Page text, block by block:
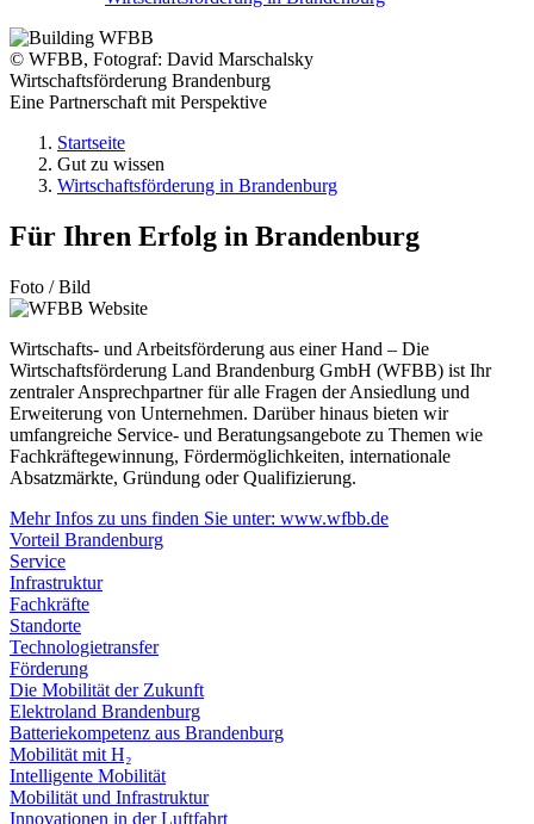
© WFBB, Fotograf: David Marschalsky
Wirtschaftsförderung Brandenburg
Eine Partnerschaft mit Perspektive
Startseite
Gut zu wissen
Wirtschaftsförderung in Brandenburg
Für Ihren Erfolg in Brandenburg
Foto / Bild
Wirtschafts- und Arbeitsförderung aus einer Hand – Die
Wirtschaftsförderung Land Brandenburg GmbH (WFBB) ist Ihr
zentraler Ansprechpartner für alle Fragen der Ansiedlung und
Erweiterung von Unternehmen. Darüber hinaus bieten wir
umfangreiche Service- und Beratungsangebote zu Themen wie
Fachkräftegewinnung, Fördermöglichkeiten, internationale
Absatzmärkte, Gründung oder Qualifizierung.
Mehr Infos zu uns finden Sie unter: www.wfbb.de
Vorteil Brandenburg
Service
Infrastruktur
Fachkräfte
Standorte
Technologietransfer
Förderung
Die Mobilität der Zukunft
Elektroland Brandenburg
Batteriekompetenz aus Brandenburg
Mobilität mit H₂
Intelligente Mobilität
Mobilität und Infrastruktur
Innovationen in der Luftfahrt